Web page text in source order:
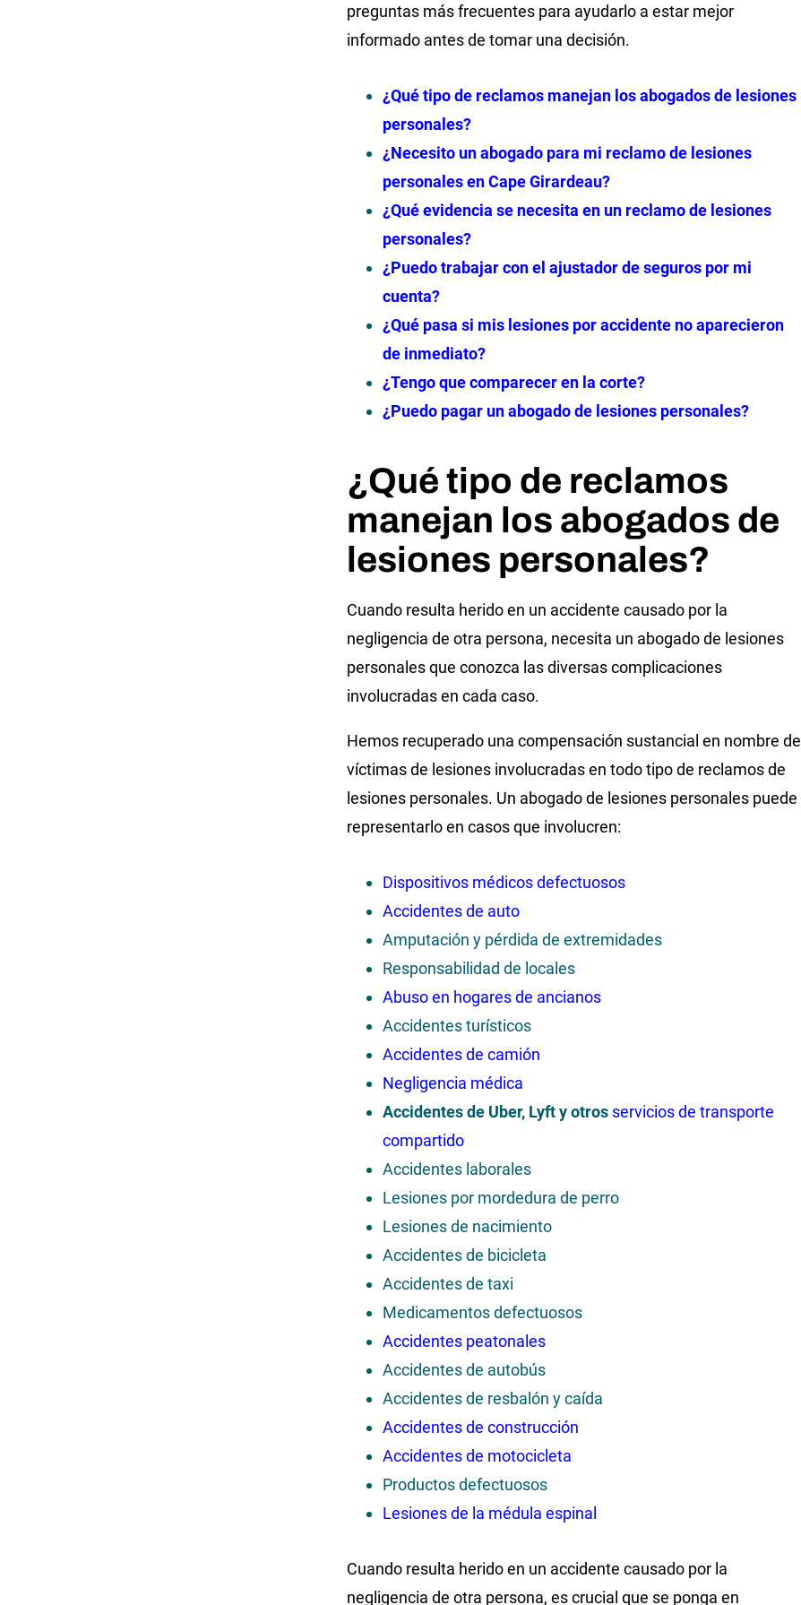
preguntas más frecuentes para ayudarlo a estar mejor
informado antes de tomar una decisión.
¿Qué tipo de reclamos manejan los abogados de lesiones
personales?
¿Necesito un abogado para mi reclamo de lesiones
personales en Cape Girardeau?
¿Qué evidencia se necesita en un reclamo de lesiones
personales?
¿Puedo trabajar con el ajustador de seguros por mi
cuenta?
¿Qué pasa si mis lesiones por accidente no aparecieron
de inmediato?
¿Tengo que comparecer en la corte?
¿Puedo pagar un abogado de lesiones personales?
¿Qué tipo de reclamos
manejan los abogados de
lesiones personales?
Cuando resulta herido en un accidente causado por la
negligencia de otra persona, necesita un abogado de lesiones
personales que conozca las diversas complicaciones
involucradas en cada caso.
Hemos recuperado una compensación sustancial en nombre de
víctimas de lesiones involucradas en todo tipo de reclamos de
lesiones personales. Un abogado de lesiones personales puede
representarlo en casos que involucren:
Dispositivos médicos defectuosos
Accidentes de auto
Amputación y pérdida de extremidades
Responsabilidad de locales
Abuso en hogares de ancianos
Accidentes turísticos
Accidentes de camión
Negligencia médica
Accidentes de Uber, Lyft y otros servicios de transporte
compartido
Accidentes laborales
Lesiones por mordedura de perro
Lesiones de nacimiento
Accidentes de bicicleta
Accidentes de taxi
Medicamentos defectuosos
Accidentes peatonales
Accidentes de autobús
Accidentes de resbalón y caída
Accidentes de construcción
Accidentes de motocicleta
Productos defectuosos
Lesiones de la médula espinal
Cuando resulta herido en un accidente causado por la
negligencia de otra persona, es crucial que se ponga en